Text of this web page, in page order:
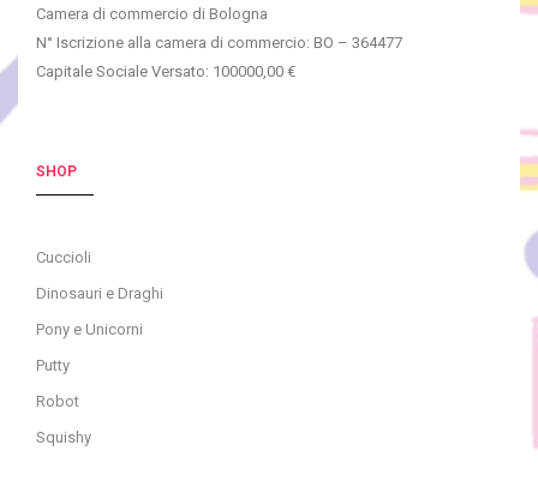
Camera di commercio di Bologna
N° Iscrizione alla camera di commercio: BO – 364477
Capitale Sociale Versato: 100000,00 €
SHOP
Cuccioli
Dinosauri e Draghi
Pony e Unicorni
Putty
Robot
Squishy